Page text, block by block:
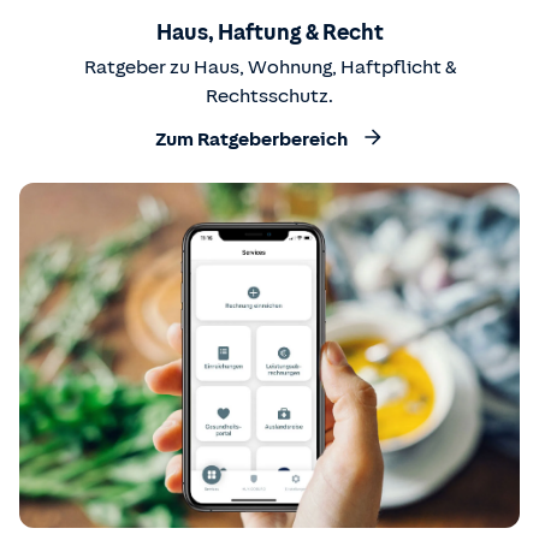
Haus, Haftung & Recht
Ratgeber zu Haus, Wohnung, Haftpflicht &
Rechtsschutz.
Zum Ratgeberbereich